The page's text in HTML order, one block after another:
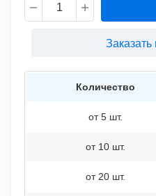
Заказать
Количество
от 5 шт.
от 10 шт.
от 20 шт.